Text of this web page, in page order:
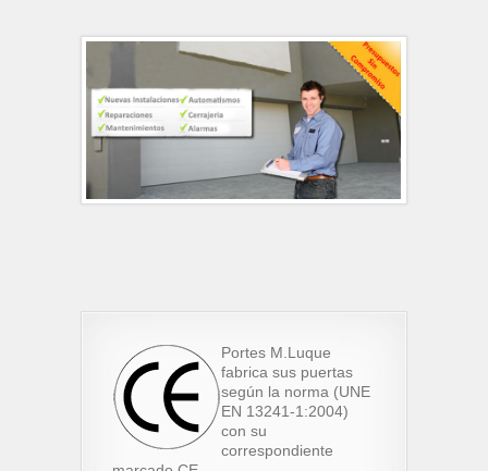
Portes M.Luque
fabrica sus puertas
según la norma (UNE
EN 13241-1:2004)
con su
correspondiente